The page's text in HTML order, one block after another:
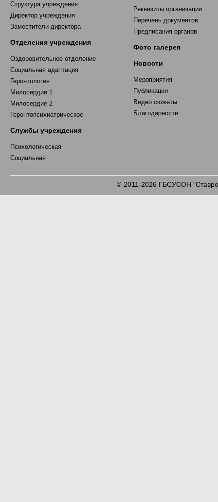
Структура учреждения
Директор учреждения
Заместители директора
Отделения учреждения
Оздоровительное отделение
Социальная адаптация
Геронтология
Милосердие 1
Милосердие 2
Геронтопсихиатрическое
Службы учреждения
Психологическая
Социальная
Реквизиты организации
Перечень документов
Предписания органов
Фото галерея
Новости
Мероприятия
Публикации
Видео сюжеты
Благодарности
©2011-2026 ГБСУСОН